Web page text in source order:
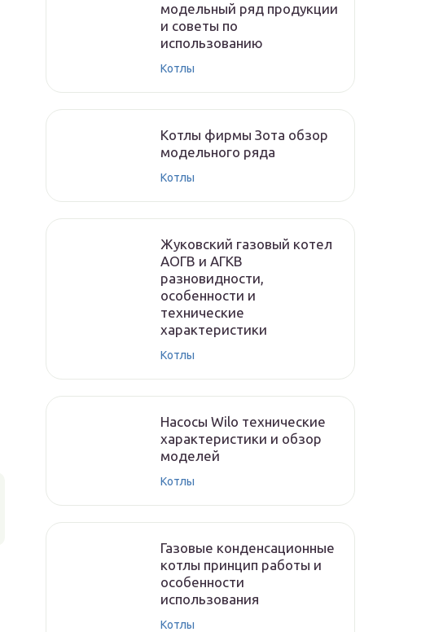
модельный ряд продукции
и советы по
использованию
Котлы
Котлы фирмы Зота обзор
модельного ряда
Котлы
Жуковский газовый котел
АОГВ и АГКВ
разновидности,
особенности и
технические
характеристики
Котлы
Насосы Wilo технические
характеристики и обзор
моделей
Котлы
Газовые конденсационные
котлы принцип работы и
особенности
использования
Котлы